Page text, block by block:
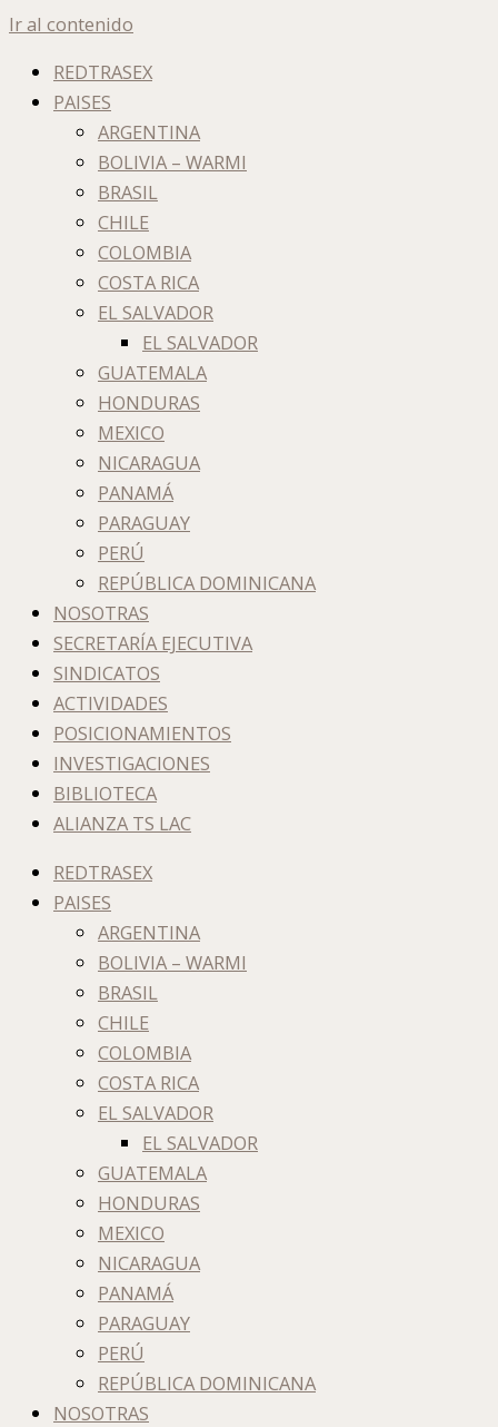
Ir al contenido
REDTRASEX
PAISES
ARGENTINA
BOLIVIA – WARMI
BRASIL
CHILE
COLOMBIA
COSTA RICA
EL SALVADOR
EL SALVADOR
GUATEMALA
HONDURAS
MEXICO
NICARAGUA
PANAMÁ
PARAGUAY
PERÚ
REPÚBLICA DOMINICANA
NOSOTRAS
SECRETARÍA EJECUTIVA
SINDICATOS
ACTIVIDADES
POSICIONAMIENTOS
INVESTIGACIONES
BIBLIOTECA
ALIANZA TS LAC
REDTRASEX
PAISES
ARGENTINA
BOLIVIA – WARMI
BRASIL
CHILE
COLOMBIA
COSTA RICA
EL SALVADOR
EL SALVADOR
GUATEMALA
HONDURAS
MEXICO
NICARAGUA
PANAMÁ
PARAGUAY
PERÚ
REPÚBLICA DOMINICANA
NOSOTRAS